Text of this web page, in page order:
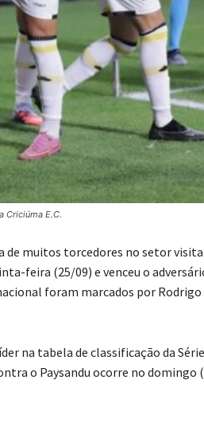
Criciúma E.C.
de muitos torcedores no setor
feira (25/09) e venceu o
foram marcados por
na tabela de classificação da
o Paysandu ocorre no domingo